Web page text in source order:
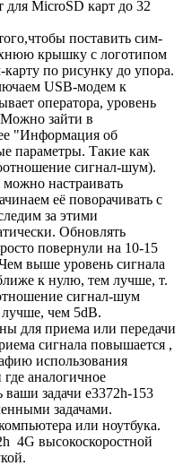
для MicroSD карт до 32
поставить сим-
крышку с логотипом
по рисунку до упора.
USB-модем к
оператора, уровень
Можно зайти в
"Информация об
параметры. Такие как
сигнал-шум).
можно настраивать
её поворачивать с
за этими
Обновлять
повернули на 10-15
выше уровень сигнала
к нулю, тем лучше, т.
сигнал-шум
чем 5dB.
для приема или передачи
сигнала повышается ,
использования
аналогичное
ваши задачи e3372h-153
задачами.
или ноутбука.
4G высокоскоростной